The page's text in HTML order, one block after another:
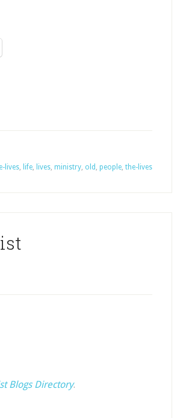
lives, life, lives, ministry, old , people, the-lives
Blogs Directory.